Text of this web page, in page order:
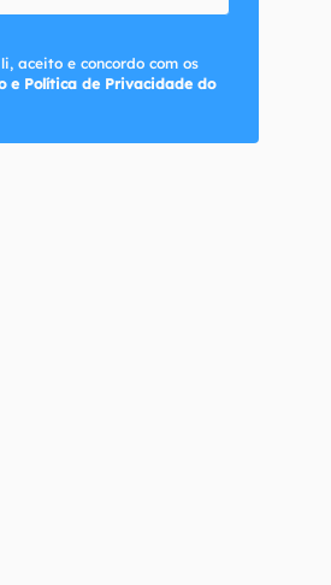
aceito e concordo com os
e Política de Privacidade do